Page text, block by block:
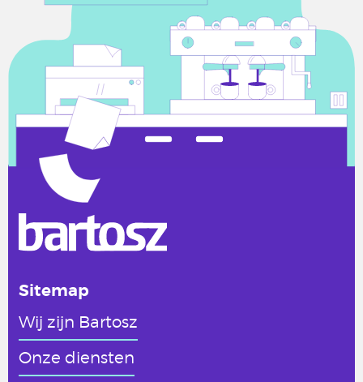
Sitemap
Wij zijn Bartosz
Onze diensten